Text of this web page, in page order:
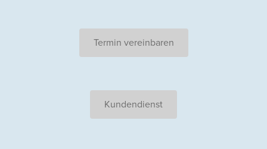
Termin vereinbaren
Kundendienst